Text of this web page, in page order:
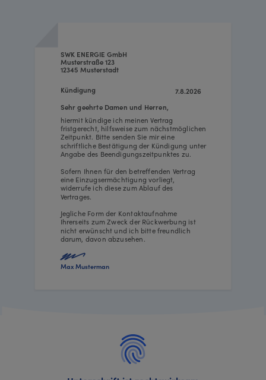
7.8.2026
SWK ENERGIE GmbH
Musterstraße 123
12345 Musterstadt
hiermit kündige ich meinen Vertrag
fristgerecht, hilfsweise zum nächstmöglichen
Zeitpunkt. Bitte senden Sie mir eine
schriftliche Bestätigung der Kündigung unter
Angabe des Beendigungszeitpunktes zu.
Sofern Ihnen für den betreffenden Vertrag
eine Einzugsermächtigung vorliegt,
widerrufe ich diese zum Ablauf des
Vertrages.
Jegliche Form der Kontaktaufnahme
Ihrerseits zum Zweck der Rückwerbung ist
nicht erwünscht und ich bitte freundlich
darum, davon abzusehen.
Sehr geehrte Damen und Herren,
Kündigung
Max Musterman